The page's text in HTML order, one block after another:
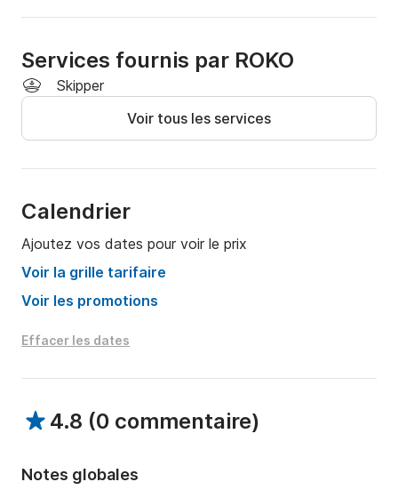
Services fournis par ROKO
Skipper
Voir tous les services
Calendrier
Ajoutez vos dates pour voir le prix
Voir la grille tarifaire
Voir les promotions
Effacer les dates
4.8 (0 commentaire)
Notes globales